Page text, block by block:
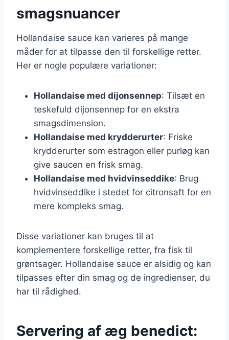
smagsnuancer
Hollandaise sauce kan varieres på mange
måder for at tilpasse den til forskellige retter.
Her er nogle populære variationer:
Hollandaise med dijonsennep: Tilsæt en
teskefuld dijonsennep for en ekstra
smagsdimension.
Hollandaise med krydderurter: Friske
krydderurter som estragon eller purløg kan
give saucen en frisk smag.
Hollandaise med hvidvinseddike: Brug
hvidvinseddike i stedet for citronsaft for en
mere kompleks smag.
Disse variationer kan bruges til at
komplementere forskellige retter, fra fisk til
grøntsager. Hollandaise sauce er alsidig og kan
tilpasses efter din smag og de ingredienser, du
har til rådighed.
Servering af æg benedict: